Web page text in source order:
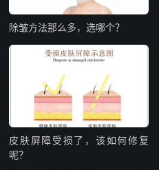
除皱方法那么多，选哪个？
皮肤屏障受损了，该如何修复
呢？